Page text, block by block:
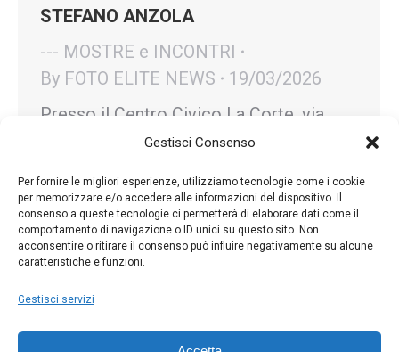
Gestisci Consenso
Per fornire le migliori esperienze, utilizziamo tecnologie come i cookie
per memorizzare e/o accedere alle informazioni del dispositivo. Il
consenso a queste tecnologie ci permetterà di elaborare dati come il
comportamento di navigazione o ID unici su questo sito. Non
acconsentire o ritirare il consenso può influire negativamente su alcune
caratteristiche e funzioni.
Gestisci servizi
STEFANO ANZOLA
--- MOSTRE e INCONTRI
By FOTO ELITE NEWS
19/03/2026
Presso il Centro Civico La Corte, via
Cantini 8 Traversetolo (Parma),
usignolo”, uno sguardo intenso e umano
sull’Iran, con particolare attenzione alla
condizione femminile. Fino al 29 marzo.